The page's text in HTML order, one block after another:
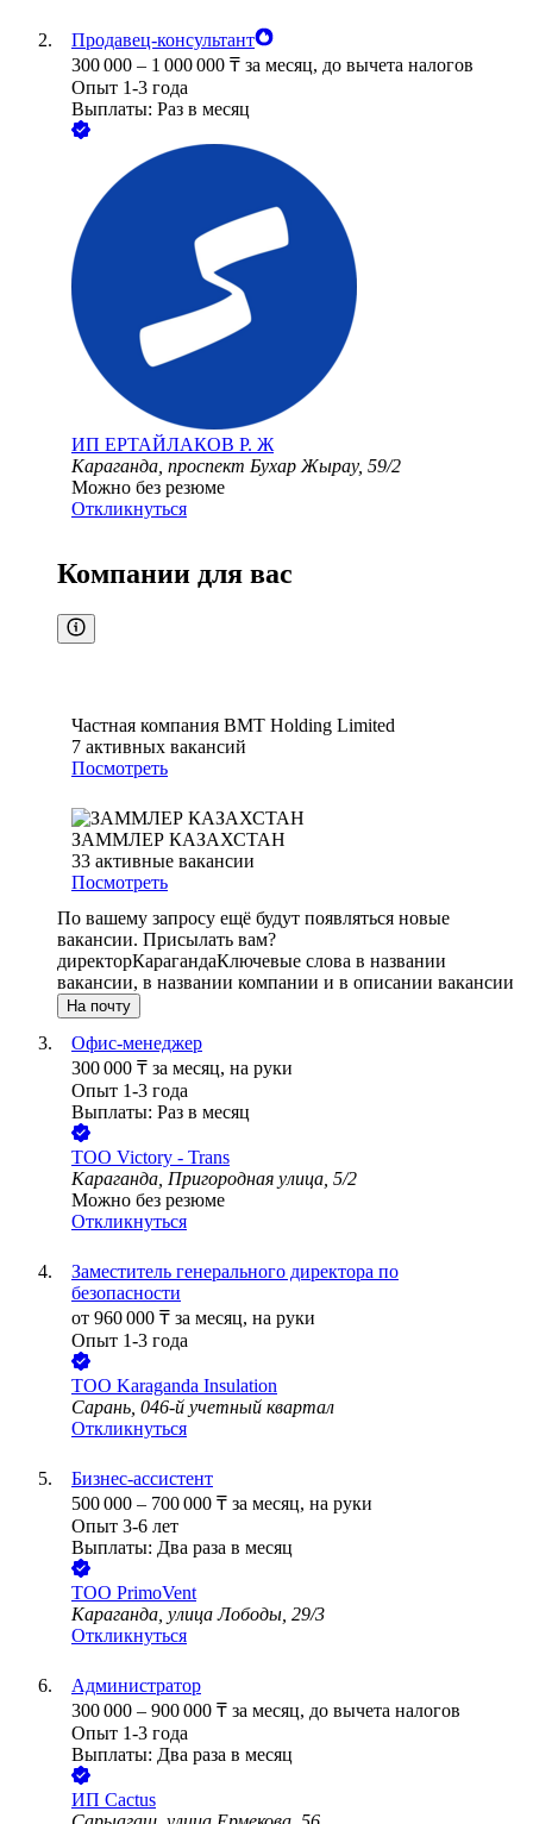
Продавец-консультант
300 000 – 1 000 000 ₸ за месяц, до вычета налогов
Опыт 1-3 года
Выплаты: Раз в месяц
ИП ЕРТАЙЛАКОВ Р. Ж
Караганда, проспект Бухар Жырау, 59/2
Можно без резюме
Откликнуться
Компании для вас
Частная компания BMT Holding Limited
7 активных вакансий
Посмотреть
ЗАММЛЕР КАЗАХСТАН
33 активные вакансии
Посмотреть
По вашему запросу ещё будут появляться новые
вакансии. Присылать вам?
директорКарагандаКлючевые слова в названии
вакансии, в названии компании и в описании вакансии
На почту
Офис-менеджер
300 000 ₸ за месяц, на руки
Опыт 1-3 года
Выплаты: Раз в месяц
ТОО Victory - Trans
Караганда, Пригородная улица, 5/2
Можно без резюме
Откликнуться
Заместитель генерального директора по
безопасности
от 960 000 ₸ за месяц, на руки
Опыт 1-3 года
ТОО Karaganda Insulation
Сарань, 046-й учетный квартал
Откликнуться
Бизнес-ассистент
500 000 – 700 000 ₸ за месяц, на руки
Опыт 3-6 лет
Выплаты: Два раза в месяц
ТОО PrimoVent
Караганда, улица Лободы, 29/3
Откликнуться
Администратор
300 000 – 900 000 ₸ за месяц, до вычета налогов
Опыт 1-3 года
Выплаты: Два раза в месяц
ИП Cactus